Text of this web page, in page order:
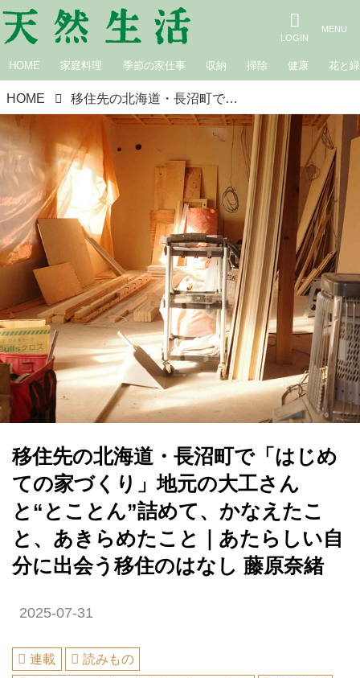
HOME 家庭料理 季節の家仕事 収納 掃除 健康 花と緑
HOME 移住先の北海道・長沼町で「はじめての家づくり」地元の大工さんと“とことん”詰めて、かなえたこと、あきらめたこと｜あたらしい自分に出会う移住のはなし 藤原奈緒
移住先の北海道・長沼町で「はじめ
ての家づくり」地元の大工さん
と“とことん”詰めて、かなえたこ
と、あきらめたこと｜あたらしい自
分に出会う移住のはなし 藤原奈緒
2025-07-31
連載
読みもの